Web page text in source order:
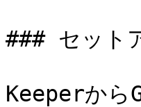
### セット
Keeperから